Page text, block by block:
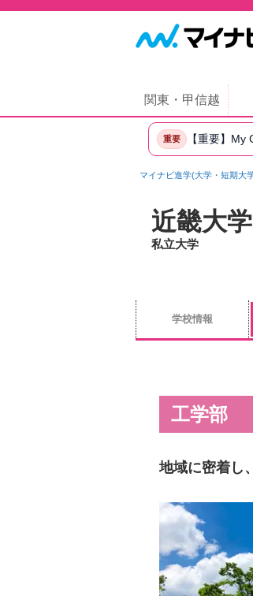
関東・甲信越
重要 【重要】
マイナビ進学(大学・短期大
近畿大
私立大学
学校情報
工学部
地域に密着し